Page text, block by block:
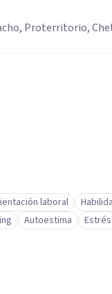
Proterritorio,
laboral
Autoestima Estrés